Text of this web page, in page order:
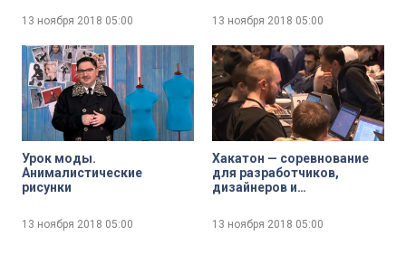
13 ноября 2018 05:00 13 ноября 2018 05:00
Урок моды.
Анималистические
рисунки
13 ноября 2018 05:00
Хакатон — соревнование
для разработчиков,
дизайнеров и
13 ноября 2018 05:00